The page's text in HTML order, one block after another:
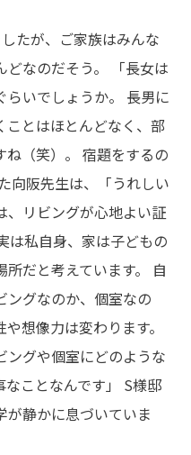
たが、ご家族はみんな
なのだそう。
「長女は
いでしょうか。
長男に
ことはほとんどなく、部
（笑）。 宿題をするの
向阪先生は、「うれしい
、リビングが心地よい証
は私自身、家は子どもの
だと考えています。
自
ングなのか、個室なの
想像力は変わります。
ングや個室にどのような
ことなんです」
S様邸
が静かに息づいていま